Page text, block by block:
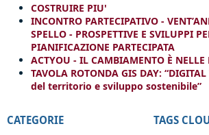
COSTRUIRE PIU'
INCONTRO PARTECIPATIVO -
SPELLO - PROSPETTIVE E SVILUPPI
PIANIFICAZIONE PARTECIPATA
ACTYOU - IL CAMBIAMENTO È NELLE
TAVOLA ROTONDA GIS DAY:
del territorio e sviluppo sostenibile”
CATEGORIE TAGS